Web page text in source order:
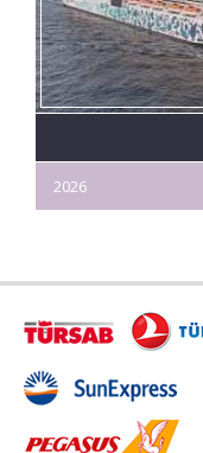
2026